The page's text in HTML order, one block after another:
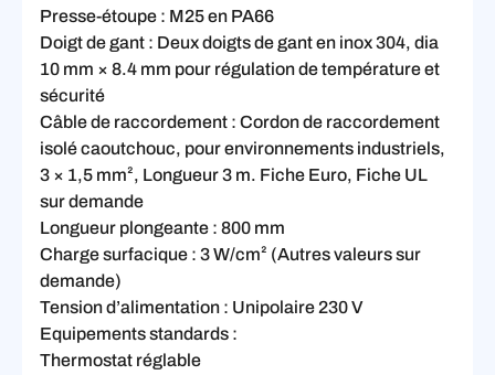
Presse-étoupe : M25 en PA66
Doigt de gant : Deux doigts de gant en inox 304, dia
10 mm × 8.4 mm pour régulation de température et
sécurité
Câble de raccordement : Cordon de raccordement
isolé caoutchouc, pour environnements industriels,
3 × 1,5 mm², Longueur 3 m. Fiche Euro, Fiche UL
sur demande
Longueur plongeante : 800 mm
Charge surfacique : 3 W/cm² (Autres valeurs sur
demande)
Tension d’alimentation : Unipolaire 230 V
Equipements standards :
Thermostat réglable